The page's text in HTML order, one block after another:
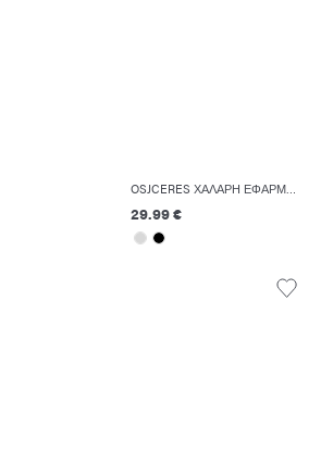
29.99 €